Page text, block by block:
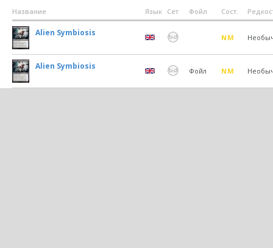
Название Язык Сет Фойл Сост.
Alien Symbiosis NM
Alien Symbiosis Фойл NM